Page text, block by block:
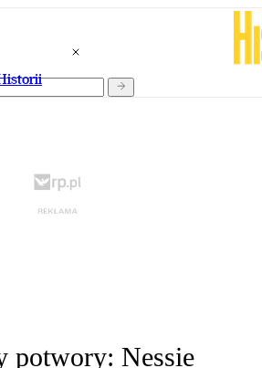
potwory: Nessie